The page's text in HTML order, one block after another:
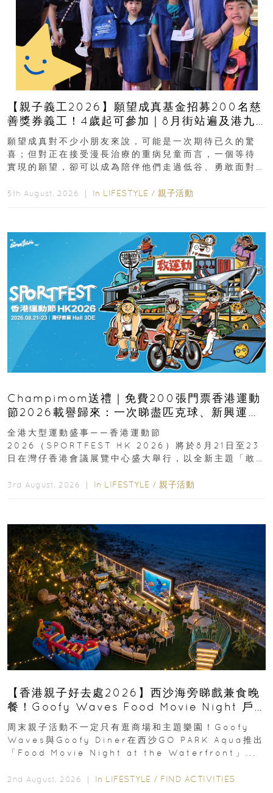
【親子義工2026】願望成真基金招募200名慈
善獎券義工！4歲起可參加｜8月街站遍及港九
新界
願望成真對不少小朋友來說，可能是一次期待已久的驚
喜；但對正在接受漫長治療的重病兒童而言，一個等待
實現的願望，卻可以成為陪伴他們走過低谷、勇敢面對
5th August, 2026 ｜ In LIFESTYLE / 親子活動
Champimom送禮｜免費200張門票香港運動
節2026載譽歸來：一次睇盡匹克球、新興運
動、街舞比賽＋逾百運動品牌展覽
全港大型運動盛事——香港運動節
2026（SPORTFEST HK 2026）將於8月21日至23
日在灣仔香港會議展覽中心盛大舉行，以全新主題「敢
3rd August, 2026 ｜ In LIFESTYLE / 親子活動
【香港親子好去處2026】西沙海旁睇戲兼食晚
餐！Goofy Waves Food Movie Night 戶
外影院逢週末登場
周末親子活動不一定只有逛商場和主題樂園！Goofy
Waves與Goofy Diner在西沙GO PARK Aqua推出
「Food Movie Night at the Waterfront」...
2nd August, 2026 ｜ In LIFESTYLE / FIND ACTIVITIES